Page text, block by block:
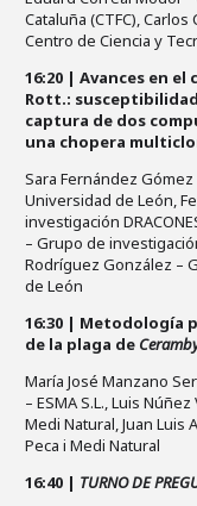
Cataluña (CTFC),
Centro de Ciencia y
16:20 | Avances en
Rott.:
captura de dos
una chopera
Sara Fernández
Universidad de León,
investigación
– Grupo de
Rodríguez González –
de León
16:30 | Metodología
de la plaga de
María José Manzano
– ESMA S.L., Luis
Medi Natural, Juan Luis
Peca i Medi Natural
16:40 | TURNO DE